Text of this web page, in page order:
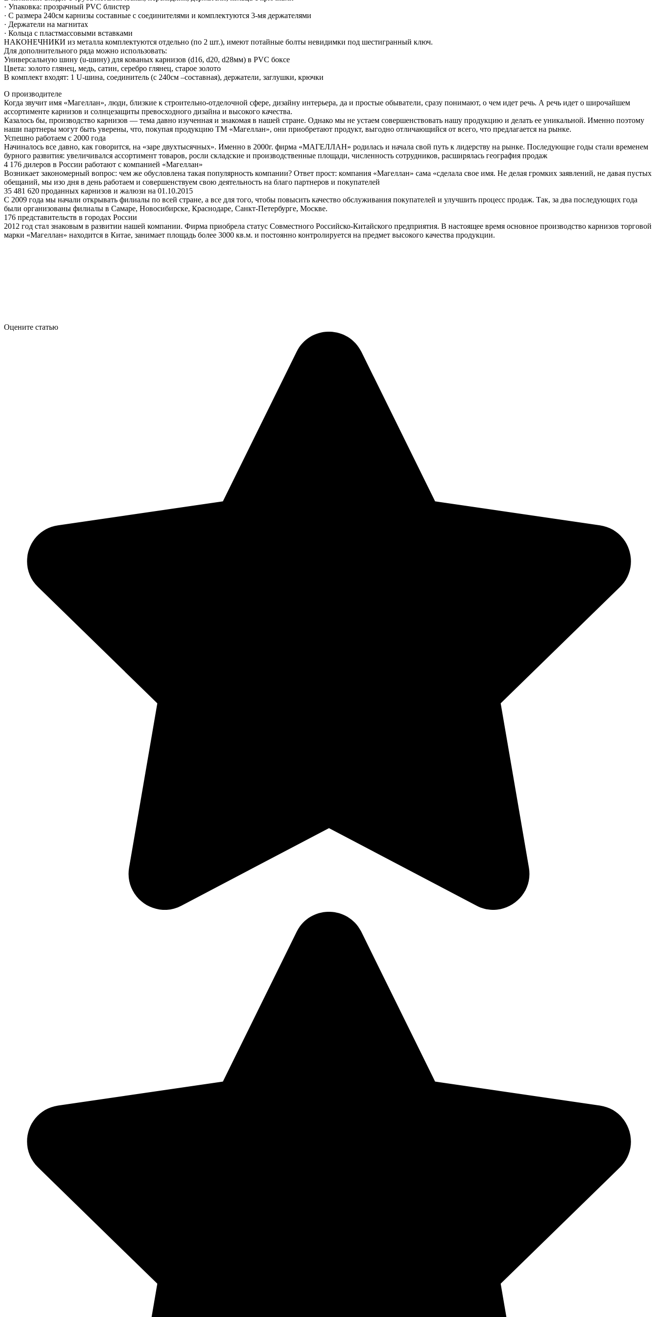
· Упаковка: прозрачный PVC блистер
· С размера 240см карнизы составные с соединителями и комплектуются 3-мя держателями
· Держатели на магнитах
· Кольца с пластмассовыми вставками
НАКОНЕЧНИКИ из металла комплектуются отдельно (по 2 шт.), имеют потайные болты невидимки под шестигранный ключ.
Для дополнительного ряда можно использовать:
Универсальную шину (u-шину) для кованых карнизов (d16, d20, d28мм) в PVC боксе
Цвета: золото глянец, медь, сатин, серебро глянец, старое золото
В комплект входят: 1 U-шина, соединитель (с 240см –составная), держатели, заглушки, крючки
О производителе
Когда звучит имя «Магеллан», люди, близкие к строительно-отделочной сфере, дизайну интерьера, да и простые обыватели, сразу понимают, о чем идет речь. А речь идет о широчайшем
ассортименте карнизов и солнцезащиты превосходного дизайна и высокого качества.
Казалось бы, производство карнизов — тема давно изученная и знакомая в нашей стране. Однако мы не устаем совершенствовать нашу продукцию и делать ее уникальной. Именно поэтому
наши партнеры могут быть уверены, что, покупая продукцию ТМ «Магеллан», они приобретают продукт, выгодно отличающийся от всего, что предлагается на рынке.
Успешно работаем с 2000 года
Начиналось все давно, как говорится, на «заре двухтысячных». Именно в 2000г. фирма «МАГЕЛЛАН» родилась и начала свой путь к лидерству на рынке. Последующие годы стали временем
бурного развития: увеличивался ассортимент товаров, росли складские и производственные площади, численность сотрудников, расширялась география продаж
4 176 дилеров в России работают с компанией «Магеллан»
Возникает закономерный вопрос: чем же обусловлена такая популярность компании? Ответ прост: компания «Магеллан» сама «сделала свое имя. Не делая громких заявлений, не давая пустых
обещаний, мы изо дня в день работаем и совершенствуем свою деятельность на благо партнеров и покупателей
35 481 620 проданных карнизов и жалюзи на 01.10.2015
С 2009 года мы начали открывать филиалы по всей стране, а все для того, чтобы повысить качество обслуживания покупателей и улучшить процесс продаж. Так, за два последующих года
были организованы филиалы в Самаре, Новосибирске, Краснодаре, Санкт-Петербурге, Москве.
176 представительств в городах России
2012 год стал знаковым в развитии нашей компании. Фирма приобрела статус Совместного Российско-Китайского предприятия. В настоящее время основное производство карнизов торговой
марки «Магеллан» находится в Китае, занимает площадь более 3000 кв.м. и постоянно контролируется на предмет высокого качества продукции.
Оцените статью